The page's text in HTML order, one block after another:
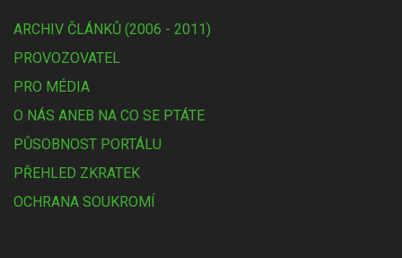
ARCHIV ČLÁNKŮ (2006 - 2011)
PROVOZOVATEL
PRO MÉDIA
O NÁS ANEB NA CO SE PTÁTE
PŮSOBNOST PORTÁLU
PŘEHLED ZKRATEK
OCHRANA SOUKROMÍ